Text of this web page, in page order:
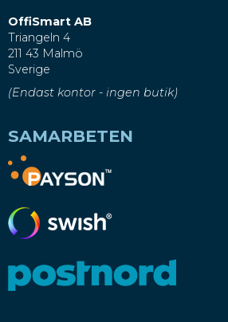
OffiSmart AB
Triangeln 4
211 43 Malmö
Sverige
(Endast kontor - ingen butik)
SAMARBETEN